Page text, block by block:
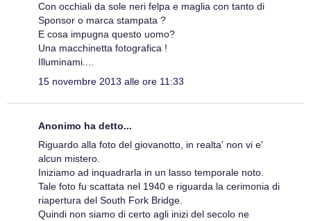
Con occhiali da sole neri felpa e maglia con tanto di
Sponsor o marca stampata ?
E cosa impugna questo uomo?
Una macchinetta fotografica !
Illuminami....
15 novembre 2013 alle ore 11:33
Anonimo ha detto...
Riguardo alla foto del giovanotto, in realta' non vi e'
alcun mistero.
Iniziamo ad inquadrarla in un lasso temporale noto.
Tale foto fu scattata nel 1940 e riguarda la cerimonia di
riapertura del South Fork Bridge.
Quindi non siamo di certo agli inizi del secolo ne